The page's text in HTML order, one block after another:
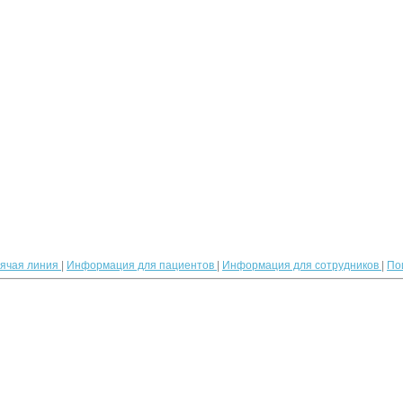
линия Информация для пациентов Информация для сотрудников